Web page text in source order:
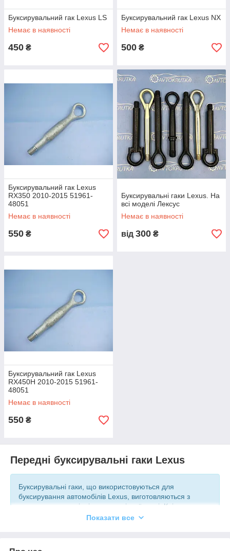
Буксирувальний гак Lexus LS
Немає в наявності
450 ₴
Буксирувальний гак Lexus NX
Немає в наявності
500 ₴
Буксирувальний гак Lexus
RX350 2010-2015 51961-
48051
Немає в наявності
550 ₴
Буксирувальні гаки Lexus. На
всі моделі Лексус
Немає в наявності
від 300 ₴
Буксирувальний гак Lexus
RX450H 2010-2015 51961-
48051
Немає в наявності
550 ₴
Передні буксирувальні гаки Lexus
Буксирувальні гаки, що використовуються для
буксирування автомобілів Lexus, виготовляються з
вуглецевих матеріалів, високоміцної сталі. Крім
буксирування авто Lexus, їх можна використовувати для
Всі представлені в каталозі готової продукції позиції інтернет-
Показати все